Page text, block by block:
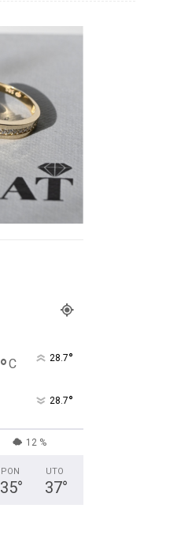
°C 28.7°
28.7°
12 %
PON
35°
UTO
37°